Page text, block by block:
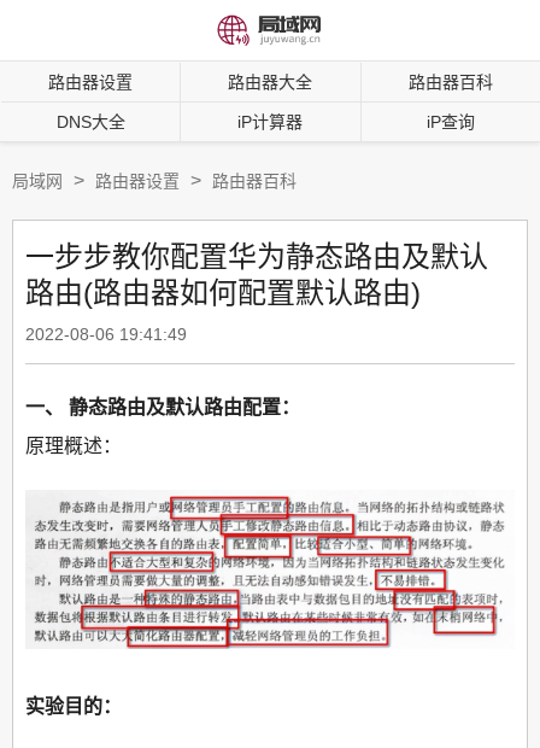
路由器设置 路由器大全 路由器百科
DNS大全 iP计算器 iP查询
局域网 > 路由器设置 > 路由器百科
一步步教你配置华为静态路由及默认
路由(路由器如何配置默认路由)
2022-08-06 19:41:49
一、 静态路由及默认路由配置：
原理概述：
实验目的：